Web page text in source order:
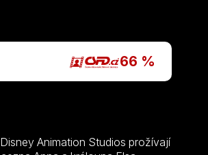
66 %
Animation Studios prožívají